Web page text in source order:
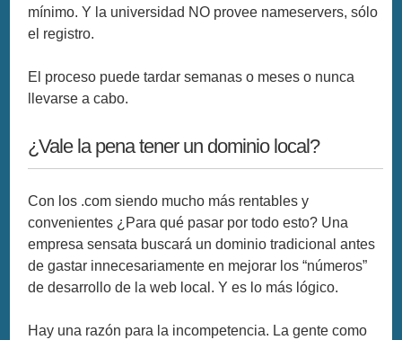
mínimo. Y la universidad NO provee nameservers, sólo
el registro.
El proceso puede tardar semanas o meses o nunca
llevarse a cabo.
¿Vale la pena tener un dominio local?
Con los .com siendo mucho más rentables y
convenientes ¿Para qué pasar por todo esto? Una
empresa sensata buscará un dominio tradicional antes
de gastar innecesariamente en mejorar los “números”
de desarrollo de la web local. Y es lo más lógico.
Hay una razón para la incompetencia. La gente como